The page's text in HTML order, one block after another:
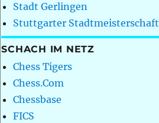
Stadt Gerlingen
Stuttgarter Stadtmeisterschaft
SCHACH IM NETZ
Chess Tigers
Chess.Com
Chessbase
FICS